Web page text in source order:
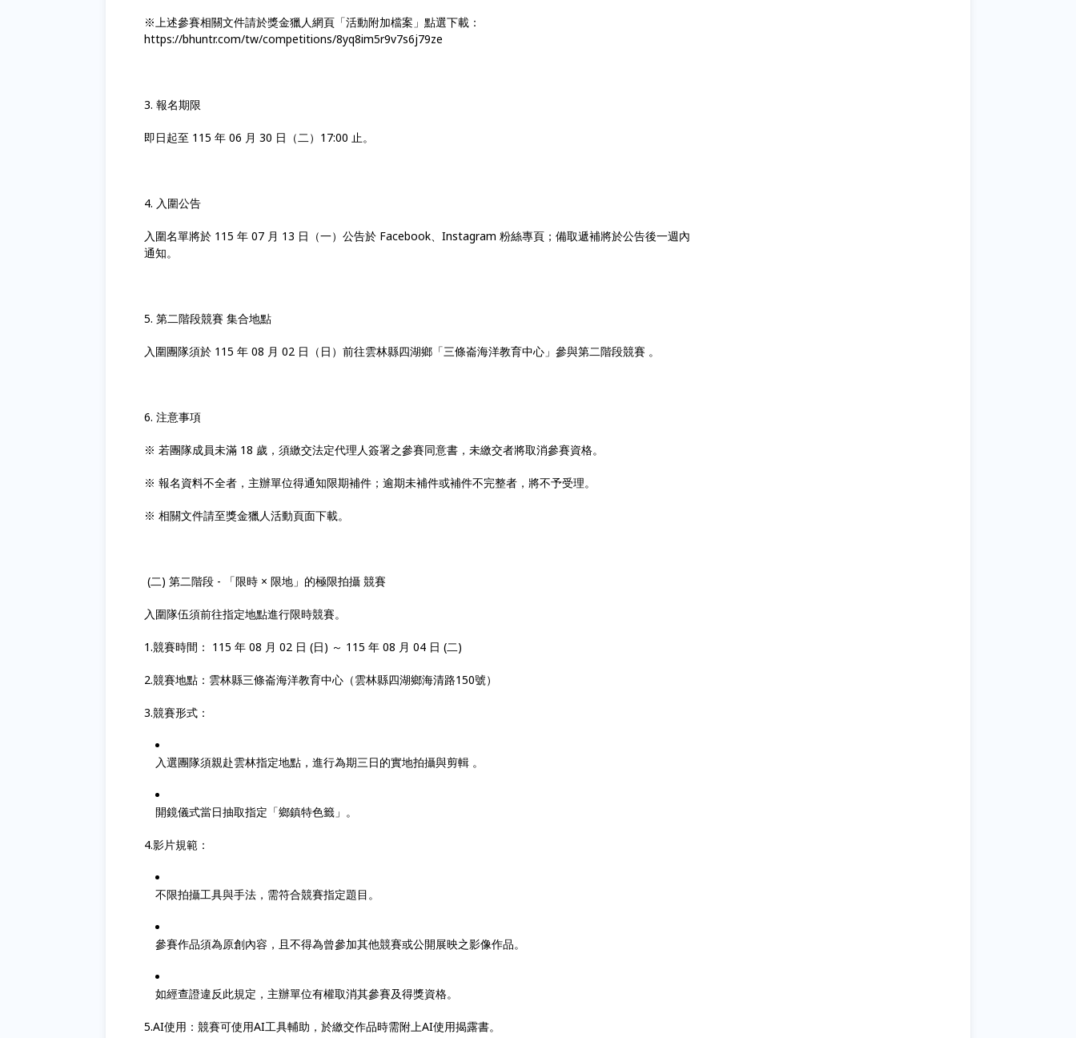
※上述參賽相關文件請於獎金獵人網頁「活動附加檔案」點選下載：
https://bhuntr.com/tw/competitions/8yq8im5r9v7s6j79ze
3. 報名期限
即日起至 115 年 06 月 30 日（二）17:00 止。
4. 入圍公告
入圍名單將於 115 年 07 月 13 日（一）公告於 Facebook、Instagram 粉絲專頁；備取遞補將於公告後一週內
通知。
5. 第二階段競賽 集合地點
入圍團隊須於 115 年 08 月 02 日（日）前往雲林縣四湖鄉「三條崙海洋教育中心」參與第二階段競賽 。
6. 注意事項
※ 若團隊成員未滿 18 歲，須繳交法定代理人簽署之參賽同意書，未繳交者將取消參賽資格。
※ 報名資料不全者，主辦單位得通知限期補件；逾期未補件或補件不完整者，將不予受理。
※ 相關文件請至獎金獵人活動頁面下載。
(二) 第二階段 - 「限時 × 限地」的極限拍攝 競賽
入圍隊伍須前往指定地點進行限時競賽。
1.競賽時間： 115 年 08 月 02 日 (日) ～ 115 年 08 月 04 日 (二)
2.競賽地點：雲林縣三條崙海洋教育中心（雲林縣四湖鄉海清路150號）
3.競賽形式：
入選團隊須親赴雲林指定地點，進行為期三日的實地拍攝與剪輯 。
開鏡儀式當日抽取指定「鄉鎮特色籤」。
4.影片規範：
不限拍攝工具與手法，需符合競賽指定題目。
參賽作品須為原創內容，且不得為曾參加其他競賽或公開展映之影像作品。
如經查證違反此規定，主辦單位有權取消其參賽及得獎資格。
5.AI使用：競賽可使用AI工具輔助，於繳交作品時需附上AI使用揭露書。